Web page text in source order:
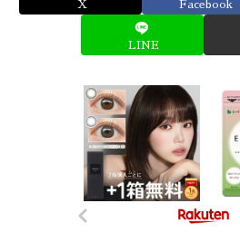
X Facebook
LINE